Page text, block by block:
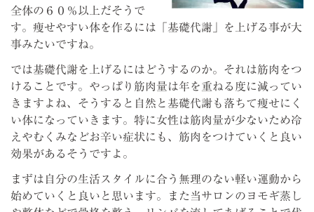
全体の６０％以上だそうで
す。痩せやすい体を作るには「基礎代謝」を上げる事が大
事みたいですね。
では基礎代謝を上げるにはどうするのか。それは筋肉をつ
けることです。やっぱり筋肉量は年を重ねる度に減ってい
きますよね、そうすると自然と基礎代謝も落ちて痩せにく
い体になっていきます。特に女性は筋肉量が少ないため冷
えやむくみなどお辛い症状にも、筋肉をつけていくと良い
効果があるそうですよ。
まずは自分の生活スタイルに合う無理のない軽い運動から
始めていくと良いと思います。また当サロンのヨモギ蒸し